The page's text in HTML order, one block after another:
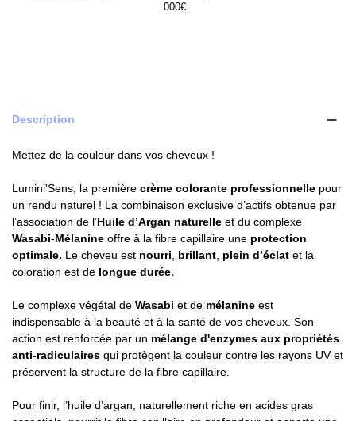
000€.
Description
Mettez de la couleur dans vos cheveux !
Lumini'Sens, la première crème colorante professionnelle pour
un rendu naturel ! La combinaison exclusive d’actifs obtenue par
l’association de l’Huile d’Argan naturelle et du complexe
Wasabi-Mélanine offre à la fibre capillaire une protection
optimale. Le cheveu est nourri brillant plein d’éclat et la
coloration est de longue durée.
Le complexe végétal de Wasabi et de mélanine est
indispensable à la beauté et à la santé de vos cheveux. Son
action est renforcée par un mélange d'enzymes aux propriétés
anti-radiculaires qui protègent la couleur contre les rayons UV et
préservent la structure de la fibre capillaire.
Pour finir, l’huile d’argan, naturellement riche en acides gras